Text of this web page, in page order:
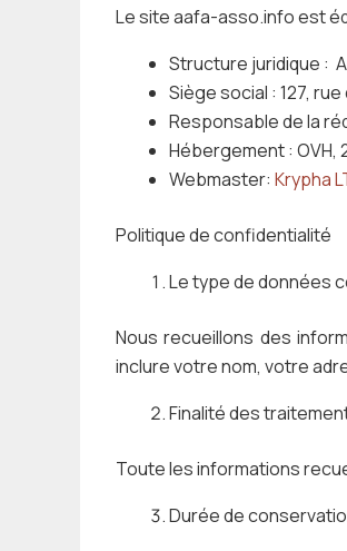
Le site aafa-asso.info est
Structure juridique :
Siège social : 127,
Responsable de la
Hébergement : OVH,
Webmaster: Krypha
Politique de confidentialité
Le type de données
Nous recueillons des
inclure votre nom, votre
Finalité des
Toute les informations
Durée de